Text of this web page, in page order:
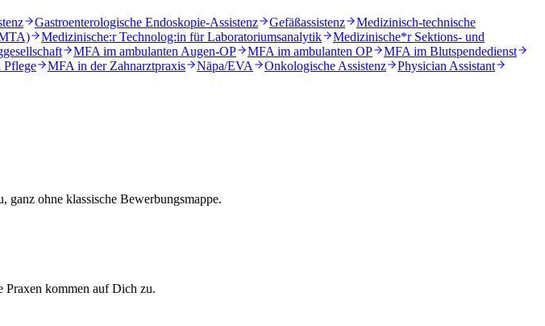
Gastroenterologische Endoskopie-Assistenz Gefäßassistenz
Medizinisch-technische
Medizinische:r Technolog:in für Laboratoriumsanalytik
Medizinische*r Sektions- und
MFA im ambulanten Augen-OP MFA im ambulanten OP
MFA im Blutspendedienst
Pflege MFA in der Zahnarztpraxis Näpa/EVA Onkologische Assistenz
Physician Assistant
ganz ohne klassische Bewerbungsmappe.
Praxen kommen auf Dich zu.